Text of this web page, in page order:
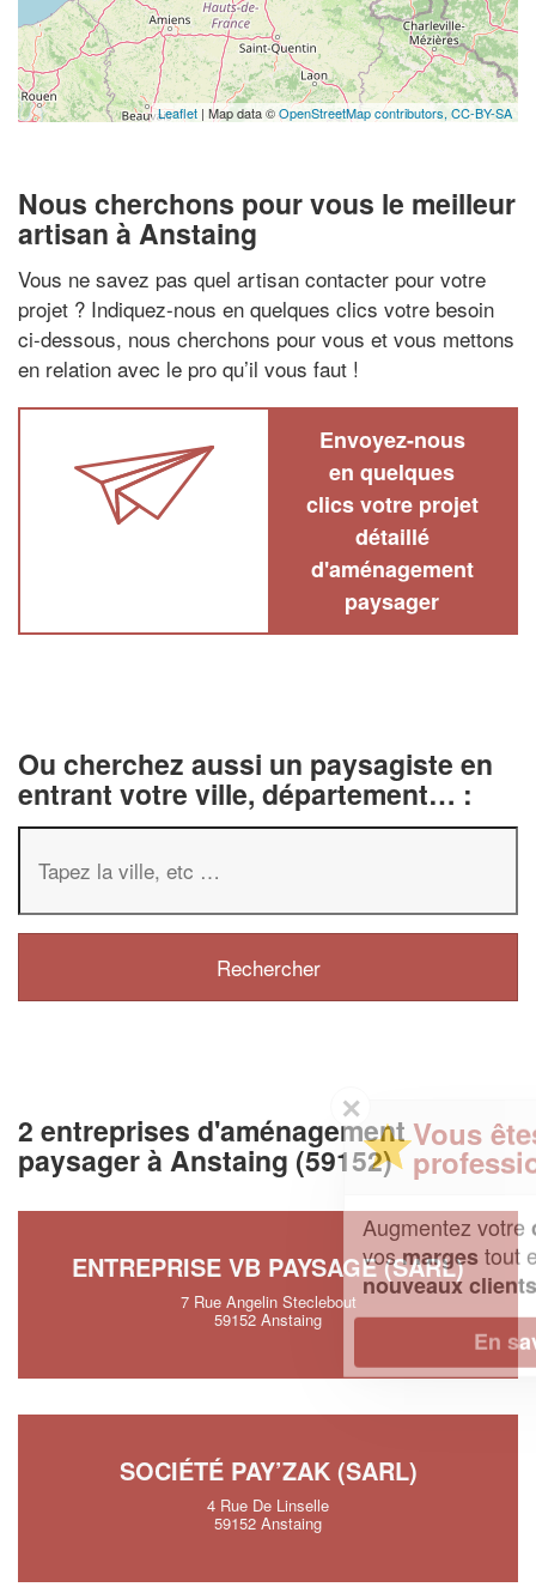
Leaflet | Map data ©OpenStreetMap contributors, CC-BY-SA
Nous cherchons pour vous le meilleur
artisan à Anstaing
Vous ne savez pas quel artisan contacter pour votre
projet ? Indiquez-nous en quelques clics votre besoin
ci-dessous, nous cherchons pour vous et vous mettons
en relation avec le pro qu’il vous faut !
Envoyez-nous
en quelques
clics votre projet
détaillé
d'aménagement
paysager
Ou cherchez aussi un paysagiste en
entrant votre ville, département… :
2 entreprises d'aménagement
paysager à Anstaing (59152)
ENTREPRISE VB PAYSAGE (SARL)
7 Rue Angelin Steclebout
59152 Anstaing
SOCIÉTÉ PAY’ZAK (SARL)
4 Rue De Linselle
59152 Anstaing
Vous êtes un
professionnel ?
chiffre d'affaireset
vosmarges tout en gagnant de
nouveaux clients!